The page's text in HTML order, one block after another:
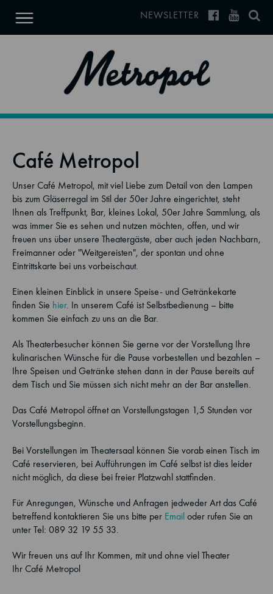
NEWSLETTER
Café Metropol
Unser Café Metropol, mit viel Liebe zum Detail von den Lampen
bis zum Gläserregal im Stil der 50er Jahre eingerichtet, steht
Ihnen als Treffpunkt, Bar, kleines Lokal, 50er Jahre Sammlung, als
was immer Sie es sehen und nutzen möchten, offen, und wir
freuen uns über unsere Theatergäste, aber auch jeden Nachbarn,
Freimanner oder "Weitgereisten", der spontan und ohne
Eintrittskarte bei uns vorbeischaut.
Einen kleinen Einblick in unsere Speise- und Getränkekarte
finden Sie hier. In unserem Café ist Selbstbedienung – bitte
kommen Sie einfach zu uns an die Bar.
Als Theaterbesucher können Sie gerne vor der Vorstellung Ihre
kulinarischen Wünsche für die Pause vorbestellen und bezahlen –
Ihre Speisen und Getränke stehen dann in der Pause bereits auf
dem Tisch und Sie müssen sich nicht mehr an der Bar anstellen.
Das Café Metropol öffnet an Vorstellungstagen 1,5 Stunden vor
Vorstellungsbeginn.
Bei Vorstellungen im Theatersaal können Sie vorab einen Tisch im
Café reservieren, bei Aufführungen im Café selbst ist dies leider
nicht möglich, da diese bei freier Platzwahl stattfinden.
Für Anregungen, Wünsche und Anfragen jedweder Art das Café
betreffend kontaktieren Sie uns bitte per Email oder rufen Sie an
unter Tel: 089 32 19 55 33.
Wir freuen uns auf Ihr Kommen, mit und ohne viel Theater
Ihr Café Metropol